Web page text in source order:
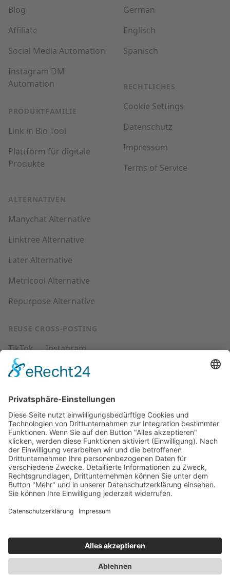
Blog
Affiliate
Social Media Automation
Instagram DM
Automation
PRODUKTFAMILIE
Link in Bio Tool
Plattform für digitale
Produkte
ALTERNATIVEN
Manychat Alternative
Linktree Alternative
Later Alternative
Metricool Alternative
Repurpose Alternative
REUSE CROSS-POSTING
TikTok → Instagram
Instagram → TikTok
YouTube → TikTok
SUPPORT
Preise
Hilfecenter
Häufig gestellte Fragen
German
Englisch
Spanisch
RECHTLICHES
Cookie Settings
Datenschutz
Impressum
Terms of Service
Impressum